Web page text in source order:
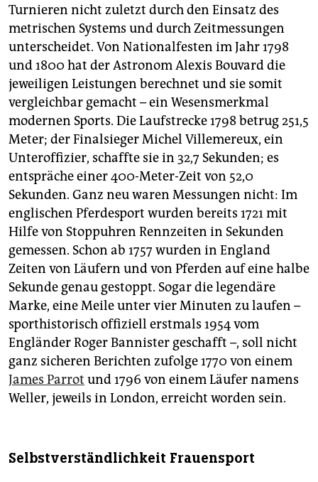
Turnieren nicht zuletzt durch den Einsatz des
metrischen Systems und durch Zeitmessungen
unterscheidet. Von Nationalfesten im Jahr 1798
und 1800 hat der Astronom Alexis Bouvard die
jeweiligen Leistungen berechnet und sie somit
vergleichbar gemacht – ein Wesensmerkmal
modernen Sports. Die Laufstrecke 1798 betrug 251,5
Meter; der Finalsieger Michel Villemereux, ein
Unteroffizier, schaffte sie in 32,7 Sekunden; es
entspräche einer 400-Meter-Zeit von 52,0
Sekunden. Ganz neu waren Messungen nicht: Im
englischen Pferdesport wurden bereits 1721 mit
Hilfe von Stoppuhren Rennzeiten in Sekunden
gemessen. Schon ab 1757 wurden in England
Zeiten von Läufern und von Pferden auf eine halbe
Sekunde genau gestoppt. Sogar die legendäre
Marke, eine Meile unter vier Minuten zu laufen –
sporthistorisch offiziell erstmals 1954 vom
Engländer Roger Bannister geschafft –, soll nicht
ganz sicheren Berichten zufolge 1770 von einem
James Parrot und 1796 von einem Läufer namens
Weller, jeweils in London, erreicht worden sein.
Selbstverständlichkeit Frauensport